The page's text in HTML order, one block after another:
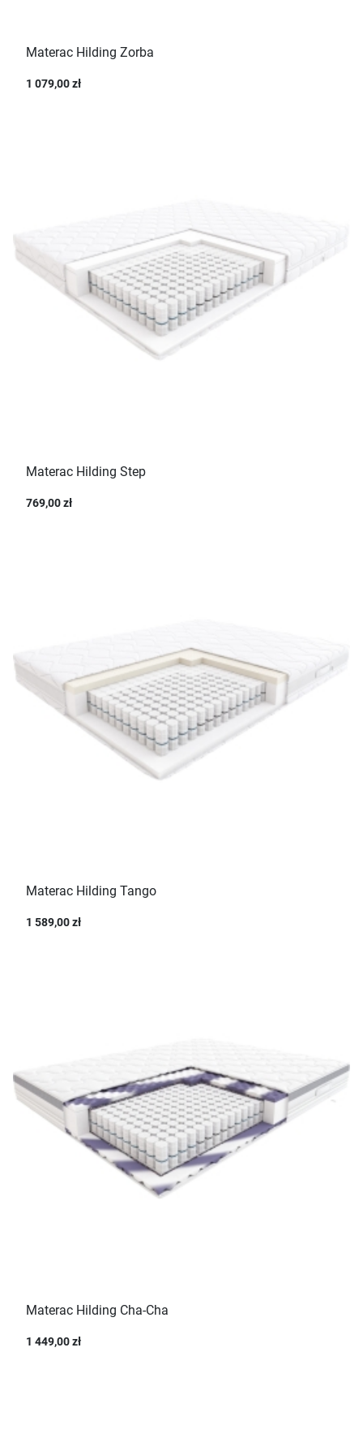
Materac Hilding Zorba
1 079,00 zł
Materac Hilding Step
769,00 zł
Materac Hilding Tango
1 589,00 zł
Materac Hilding Cha-Cha
1 449,00 zł